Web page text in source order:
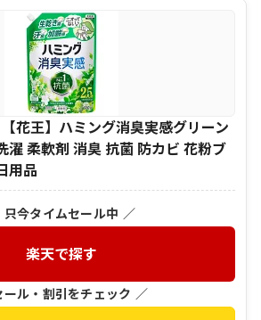
【花王】ハミング消臭実感グリーン
柔軟剤 消臭 抗菌 防カビ 花粉ブ
用品
只今タイムセール中 ／
楽天で探す
ール・割引をチェック ／